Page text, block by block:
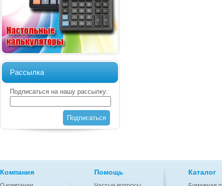
Рассылка
Подписаться на нашу рассылку:
Подписаться
Компания Помощь Каталог